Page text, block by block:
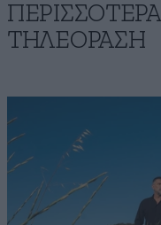
ΤΗΛΕΟΡΑΣΗ